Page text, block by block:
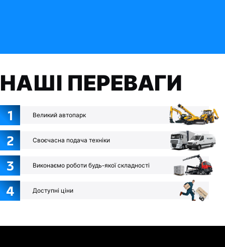
НАШІ ПЕРЕВАГИ
1 Великий автопарк
2 Своєчасна подача техніки
3 Виконаємо роботи будь-якої складності
4 Доступні ціни